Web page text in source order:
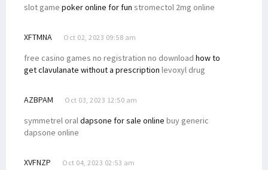
slot game poker online for fun stromectol 2mg online
XFTMNA Oct 02, 2023 09:58 am
free casino games no registration no download how to
get clavulanate without a prescription levoxyl drug
AZBPAM Oct 03, 2023 12:50 am
symmetrel oraldapsone for sale online buy generic
dapsone online
XVFNZP Oct 04, 2023 02:53 am